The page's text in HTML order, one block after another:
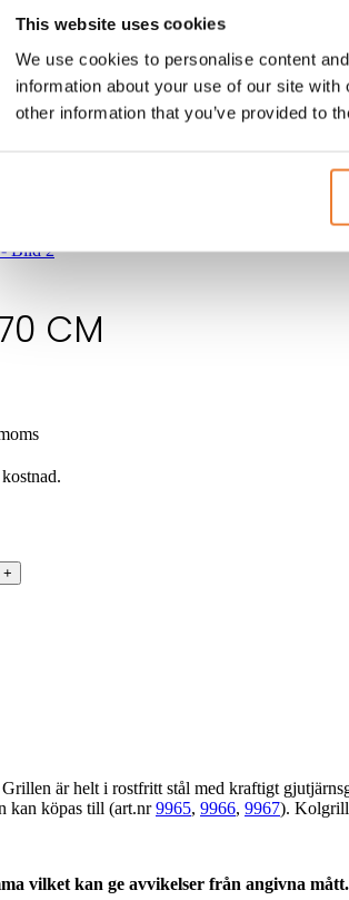
This website uses cookies
We use cookies to personalise content
information about your use of our site
other information that you’ve provided to
CM
är helt i rostfritt stål med kraftigt
kan köpas till (art.nr9965, 9966, 9967). Kolgrill
vilket kan ge avvikelser från angivna mått.